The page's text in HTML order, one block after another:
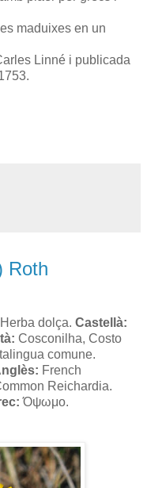
maduixes en un
Linné i publicada
Roth
dolça. Castellà:
Cosconilha, Costo
comune.
French
Reichardia.
Όψωμο.